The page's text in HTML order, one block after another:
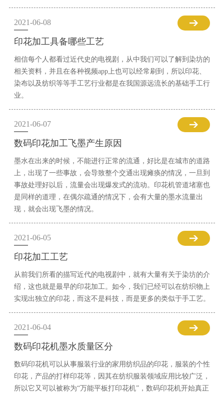
2021-06-08
印花加工具备哪些工艺
相信每个人都看过近代史的电视剧，从中我们可以了解到染坊的
相关资料，并且在各种视频app上也可以经常刷到，所以印花、
染布以及纺织等等手工艺行业都是在我国源远流长的基础手工行
业。
2021-06-07
数码印花加工飞墨产生原因
墨水在出来的时候，不能进行正常的流通，好比是在城市的道路
上，出现了一些事故，会导致整个交通出现瘫痪的情况，一旦到
事故处理好以后，流量会出现爆发式的流动。印花机管道堵塞也
是同样的道理，在偶尔疏通的情况下，会有大量的墨水流量出
现，就会出现飞墨的情况。
2021-06-05
印花加工工艺
从前我们所看的描写近代的电视剧中，就有大量有关于染坊的介
绍，这也就是最早的印花加工。如今，我们已经可以在纺织物上
实现出独立的印花，而这不是科技，而是更多的类似于手工艺。
2021-06-04
数码印花机墨水质量区分
数码印花机可以从事服装行业的家用纺织品的印花，服装的个性
印花，产品的打样印花等，因其在纺织服装领域应用比较广泛，
所以它又可以被称为“万能平板打印花机”，数码印花机开始真正